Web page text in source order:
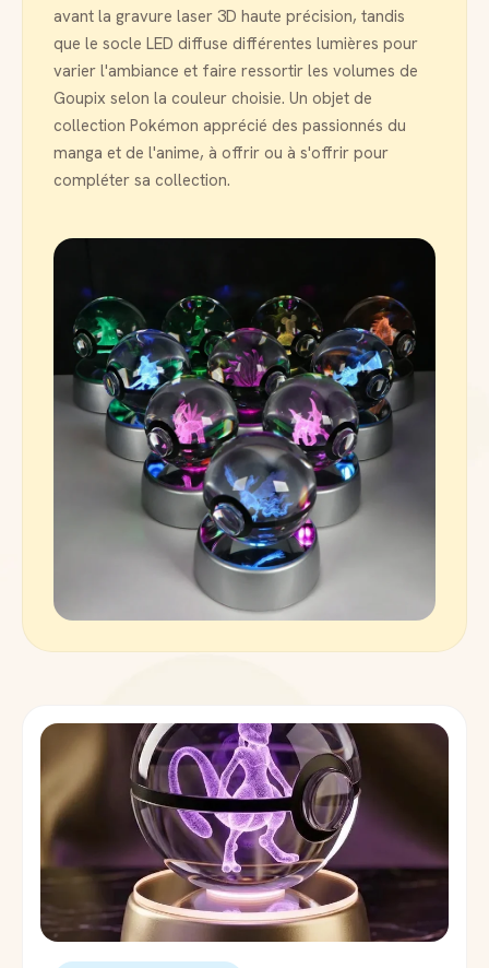
avant la gravure laser 3D haute précision, tandis
que le socle LED diffuse différentes lumières pour
varier l'ambiance et faire ressortir les volumes de
Goupix selon la couleur choisie. Un objet de
collection Pokémon apprécié des passionnés du
manga et de l'anime, à offrir ou à s'offrir pour
compléter sa collection.